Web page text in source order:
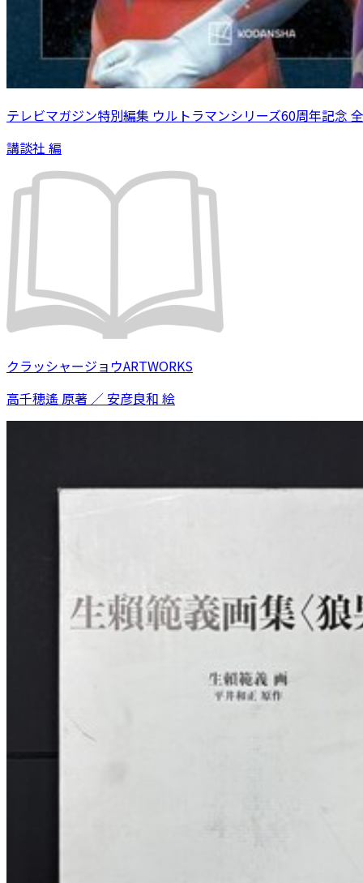
テレビマガジン特別編集 ウルトラマンシリーズ60周年記念
講談社 編
クラッシャージョウARTWORKS
高千穂遙 原著 ／ 安彦良和 絵